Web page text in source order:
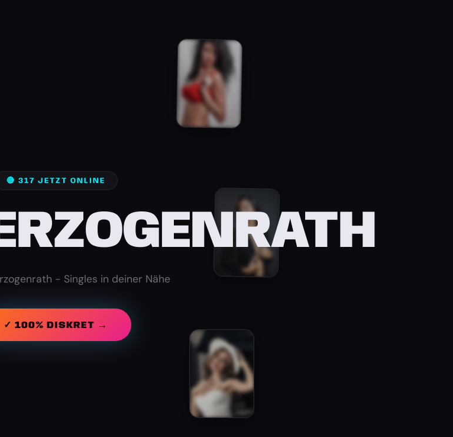
🔴 317 JETZT ONLINE
- Singles in deiner Nähe
✓ 100% DISKRET →